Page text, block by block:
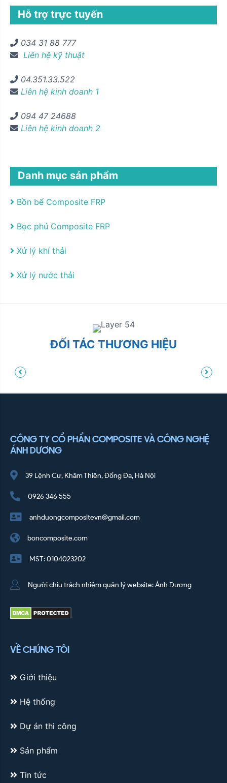
Hỗ trợ trực tuyến
034 31 88 777
Liên hệ kỹ thuật
04.351.33.522
Liên hệ kinh doanh 1
094 47 24688
Liên hệ kinh doanh 2
Danh mục sản phẩm
Bồn bể Composite FRP
Bọc phủ Composite FRP
Xử lý khí thải
Xử lý nước thải
ĐỐI TÁC THƯƠNG HIỆU
CÔNG TY CỔ PHẨN COMPOSITE VÀ CÔNG NGHỆ
ÁNH DƯƠNG
39 Lệnh Cư, Khâm Thiên, Đống Đa, Hà Nội
0926 346 555
anhduongcompositevn@gmail.com
boncomposite.com
MST: 0104023202
Người chịu trách nhiệm quản lý website: Ánh Dương
VỀ CHÚNG TÔI
Giới thiệu
Hệ thống
Dự án thi công
Sản phẩm
Tin tức